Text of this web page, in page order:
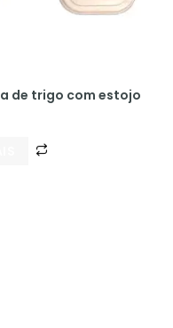
de trigo com estojo